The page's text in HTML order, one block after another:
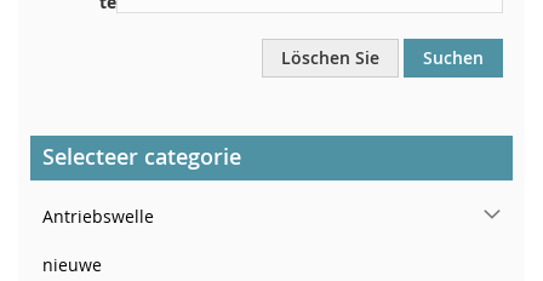
Löschen Sie Suchen
Selecteer categorie
Antriebswelle
nieuwe